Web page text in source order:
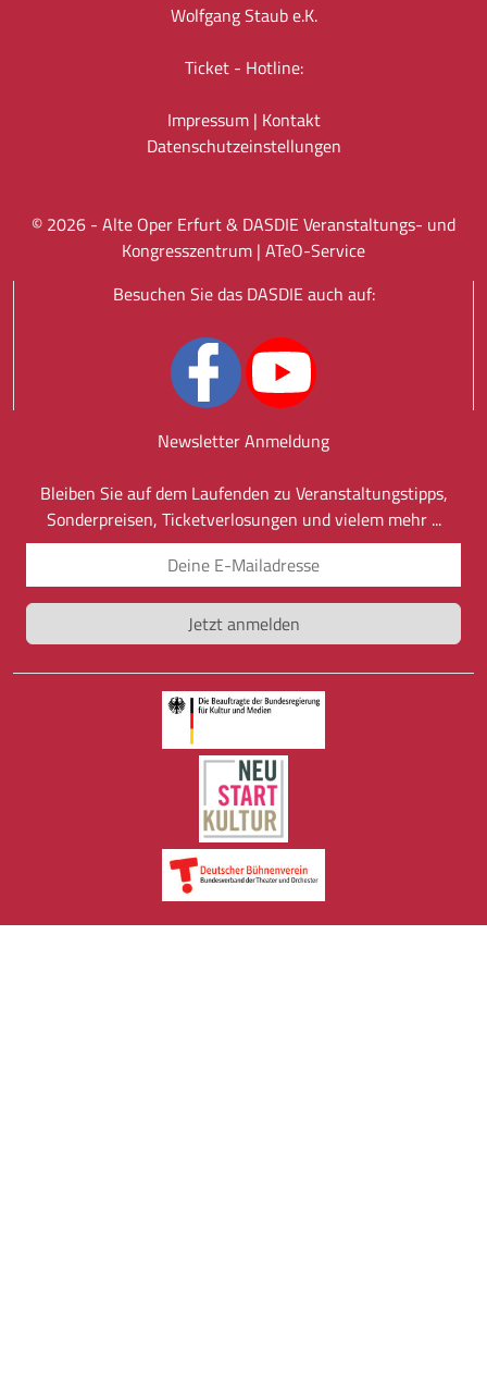
Wolfgang Staub e.K.
Ticket - Hotline:
Impressum| Kontakt
Datenschutz­einstellungen
© 2026 - Alte Oper Erfurt & DASDIE Veranstaltungs- und
Kongresszentrum | ATeO-Service
Besuchen Sie das DASDIE auch auf:
Newsletter Anmeldung
Bleiben Sie auf dem Laufenden zu Veranstaltungstipps,
Sonderpreisen, Ticketverlosungen und vielem mehr ...